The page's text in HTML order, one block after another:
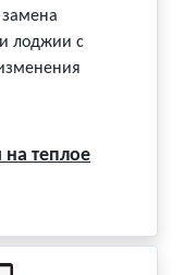
замена
лоджии с
на теплое